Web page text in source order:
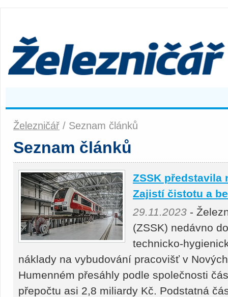
Železničář / Seznam článků
Seznam článků
ZSSK představila
Zajistí čistotu a
29.11.2023 -
(ZSSK) nedávno
technicko-
náklady na vybudování pracovišť v
Humenném přesáhly podle společnosti
přepočtu asi 2,8 miliardy Kč. Podstatná